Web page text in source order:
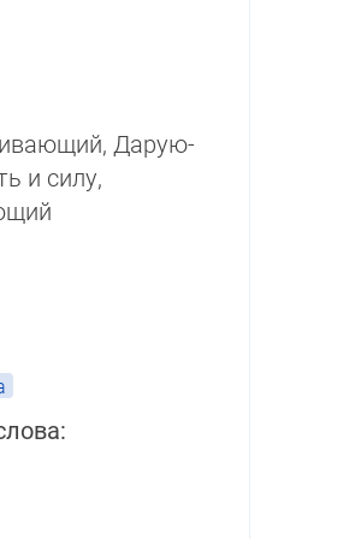
Да­рую­
и силу,